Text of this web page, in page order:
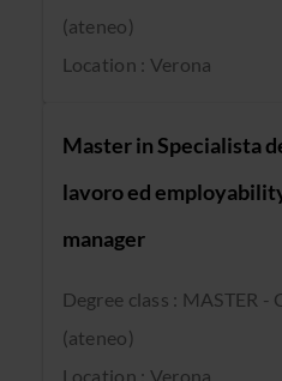
(ateneo)
Location : Verona
Master in Specialista
lavoro ed
manager
Degree class : MASTER
(ateneo)
Location : Verona